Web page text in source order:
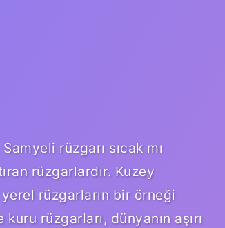
rüzgarı sıcak mı
rüzgarlardır. Kuzey
rüzgarların bir örneği
rüzgarları, dünyanın aşırı